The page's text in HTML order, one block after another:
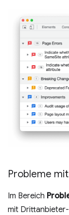
Probleme
Im Bereich
mit